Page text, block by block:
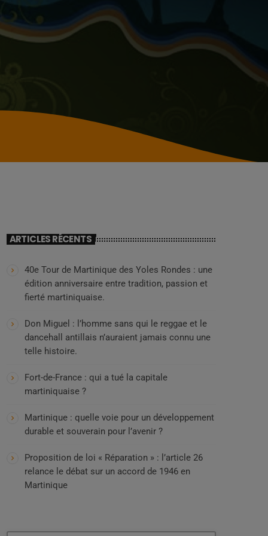
ARTICLES RÉCENTS
40e Tour de Martinique des Yoles Rondes : une
édition anniversaire entre tradition, passion et
fierté martiniquaise.
Don Miguel : l’homme sans qui le reggae et le
dancehall antillais n’auraient jamais connu une
telle histoire.
Fort-de-France : qui a tué la capitale
martiniquaise ?
Martinique : quelle voie pour un développement
durable et souverain pour l’avenir ?
Proposition de loi « Réparation » : l’article 26
relance le débat sur un accord de 1946 en
Martinique